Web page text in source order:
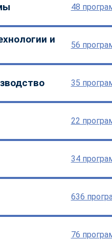
48
и
56
35
22
34
636
76